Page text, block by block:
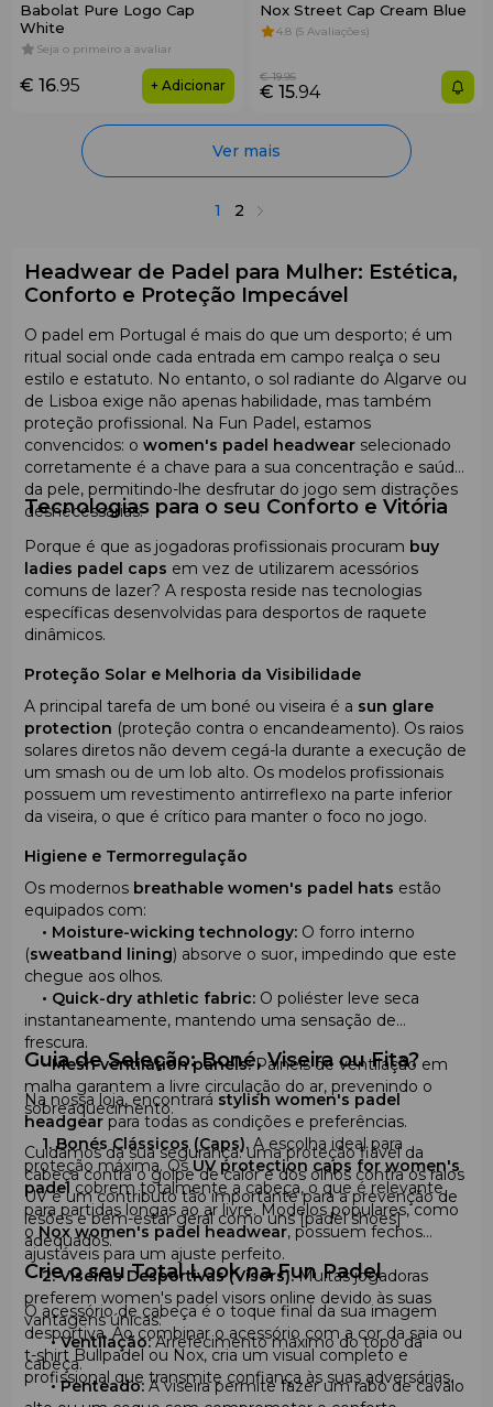
Babolat Pure Logo Cap
White
Seja o primeiro a avaliar
€ 16.95 + Adicionar
Nox Street Cap Cream Blue
4.8 (5 Avaliações)
€ 15.94
€ 19.95
Ver mais
1 2
Headwear de Padel para Mulher: Estética,
Conforto e Proteção Impecável
O padel em Portugal é mais do que um desporto; é um
ritual social onde cada entrada em campo realça o seu
estilo e estatuto. No entanto, o sol radiante do Algarve ou
de Lisboa exige não apenas habilidade, mas também
proteção profissional. Na Fun Padel, estamos
convencidos: o women's padel headwear selecionado
corretamente é a chave para a sua concentração e saúde
da pele, permitindo-lhe desfrutar do jogo sem distrações
desnecessárias.
Tecnologias para o seu Conforto e Vitória
Porque é que as jogadoras profissionais procuram buy
ladies padel caps em vez de utilizarem acessórios
comuns de lazer? A resposta reside nas tecnologias
específicas desenvolvidas para desportos de raquete
dinâmicos.
Proteção Solar e Melhoria da Visibilidade
A principal tarefa de um boné ou viseira é a sun glare
protection (proteção contra o encandeamento). Os raios
solares diretos não devem cegá-la durante a execução de
um smash ou de um lob alto. Os modelos profissionais
possuem um revestimento antirreflexo na parte inferior
da viseira, o que é crítico para manter o foco no jogo.
Higiene e Termorregulação
Os modernos breathable women's padel hats estão
equipados com:
• Moisture-wicking technology: O forro interno
(sweatband lining) absorve o suor, impedindo que este
chegue aos olhos.
• Quick-dry athletic fabric: O poliéster leve seca
instantaneamente, mantendo uma sensação de
frescura.
•Mesh ventilation panels:Painéis de ventilação em
malha garantem a livre circulação do ar, prevenindo o
sobreaquecimento.
Cuidamos da sua segurança: uma proteção fiável da
cabeça contra o golpe de calor e dos olhos contra os raios
UV é um contributo tão importante para a prevenção de
lesões e bem-estar geral como uns [padel shoes]
adequados.
Guia de Seleção: Boné, Viseira ou Fita?
Na nossa loja, encontrará stylish women's padel
headgear para todas as condições e preferências.
1. Bonés Clássicos (Caps). A escolha ideal para
proteção máxima. Os UV protection caps for women's
padel cobrem totalmente a cabeça, o que é relevante
para partidas longas ao ar livre. Modelos populares, como
o Nox women's padel headwear, possuem fechos
ajustáveis para um ajuste perfeito.
2. Viseiras Desportivas (Visors).Muitas jogadoras
preferem women's padel visors online devido às suas
vantagens únicas:
•Ventilação:Arrefecimento máximo do topo da
cabeça.
•Penteado: A viseira permite fazer um rabo de cavalo
Crie o seu Total Look na Fun Padel
O acessório de cabeça é o toque final da sua imagem
desportiva. Ao combinar o acessório com a cor da saia ou
t-shirt Bullpadel ou Nox, cria um visual completo e
profissional que transmite confiança às suas adversárias.